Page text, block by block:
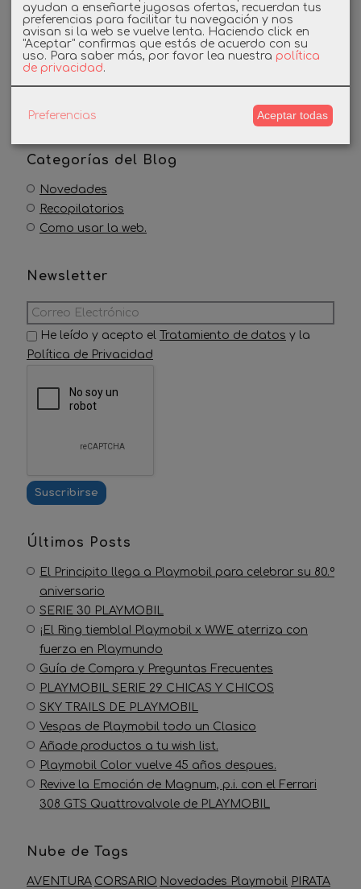
Busca en el Blog
Categorías del Blog
Novedades
Recopilatorios
Como usar la web.
Newsletter
He leído y acepto el Tratamiento de datos y la
Política de Privacidad
Últimos Posts
El Principito llega a Playmobil para celebrar su 80.º
aniversario
SERIE 30 PLAYMOBIL
¡El Ring tiembla! Playmobil x WWE aterriza con
fuerza en Playmundo
Guía de Compra y Preguntas Frecuentes
PLAYMOBIL SERIE 29 CHICAS Y CHICOS
SKY TRAILS DE PLAYMOBIL
Vespas de Playmobil todo un Clasico
Añade productos a tu wish list.
Playmobil Color vuelve 45 años despues.
​Revive la Emoción de Magnum, p.i. con el Ferrari
308 GTS Quattrovalvole de PLAYMOBIL
Nube de Tags
AVENTURA CORSARIO Novedades Playmobil PIRATA
ayudan a enseñarte jugosas ofertas, recuerdan tus
preferencias para facilitar tu navegación y nos
avisan si la web se vuelve lenta. Haciendo click en
"Aceptar" confirmas que estás de acuerdo con su
uso. Para saber más, por favor lea nuestra política
de privacidad.
Preferencias Aceptar todas